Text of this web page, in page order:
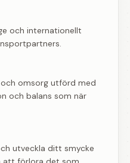
och internationellt
omsorg utförd med
och balans som när
utveckla ditt smycke